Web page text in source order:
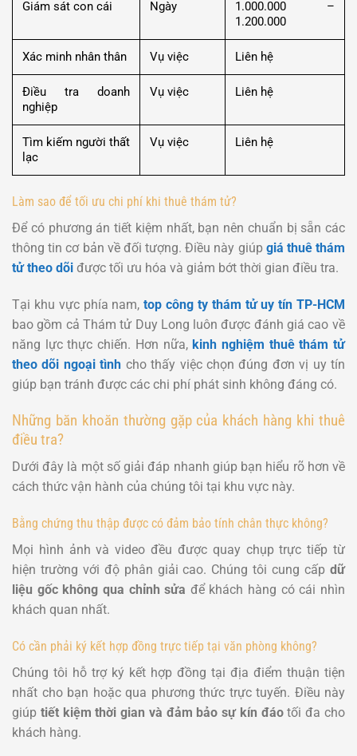
Giám sát con cái Ngày
1.000.000 –
1.200.000
Xác minh nhân thân Vụ việc Liên hệ
Điều tra doanh
nghiệp
Vụ việc Liên hệ
Tìm kiếm người thất
lạc
Vụ việc Liên hệ
Làm sao để tối ưu chi phí khi thuê thám tử?
Để có phương án tiết kiệm nhất, bạn nên chuẩn bị sẵn các
thông tin cơ bản về đối tượng. Điều này giúp giá thuê thám
tử theo dõi được tối ưu hóa và giảm bớt thời gian điều tra.
Tại khu vực phía nam,top công ty thám tử uy tín TP-HCM
bao gồm cả Thám tử Duy Long luôn được đánh giá cao về
năng lực thực chiến. Hơn nữa,kinh nghiệm thuê thám tử
theo dõi ngoại tình cho thấy việc chọn đúng đơn vị uy tín
giúp bạn tránh được các chi phí phát sinh không đáng có.
Những băn khoăn thường gặp của khách hàng khi thuê
điều tra?
Dưới đây là một số giải đáp nhanh giúp bạn hiểu rõ hơn về
cách thức vận hành của chúng tôi tại khu vực này.
Bằng chứng thu thập được có đảm bảo tính chân thực không?
Mọi hình ảnh và video đều được quay chụp trực tiếp từ
hiện trường với độ phân giải cao. Chúng tôi cung cấp dữ
liệu gốc không qua chỉnh sửa để khách hàng có cái nhìn
khách quan nhất.
Có cần phải ký kết hợp đồng trực tiếp tại văn phòng không?
Chúng tôi hỗ trợ ký kết hợp đồng tại địa điểm thuận tiện
nhất cho bạn hoặc qua phương thức trực tuyến. Điều này
giúp tiết kiệm thời gian và đảm bảo sự kín đáotối đa cho
khách hàng.